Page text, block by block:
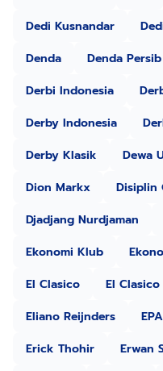
Dedi Kusnandar
Denda
Denda Persib
Derbi Indonesia
Derby Indonesia
Derby Klasik
Dewa
Dion Markx
Disiplin
Djadjang Nurdjaman
Ekonomi Klub
El Clasico
El
Eliano Reijnders
EPA
Erick Thohir
Erwan